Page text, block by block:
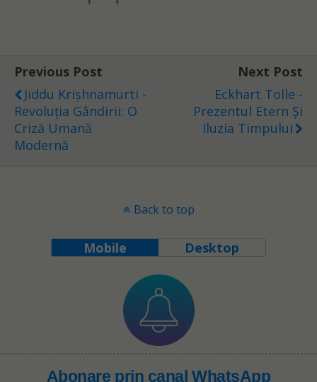
Previous Post
Jiddu Krișhnamurti -
Revoluția Gândirii: O
Criză Umană
Modernă
Next Post
Eckhart Tolle -
Prezentul Etern Și
Iluzia Timpului
Back to top
Mobile Desktop
Abonare prin canal WhatsApp